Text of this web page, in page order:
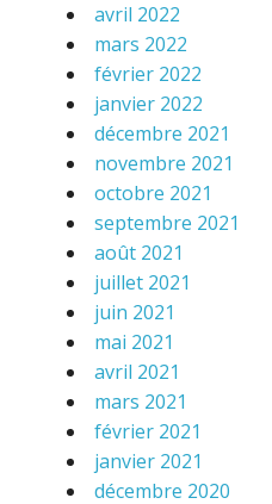
avril 2022
mars 2022
février 2022
janvier 2022
décembre 2021
novembre 2021
octobre 2021
septembre 2021
août 2021
juillet 2021
juin 2021
mai 2021
avril 2021
mars 2021
février 2021
janvier 2021
décembre 2020